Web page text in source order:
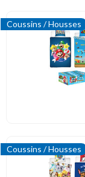
Coussins / Housses
Coussins / Housses